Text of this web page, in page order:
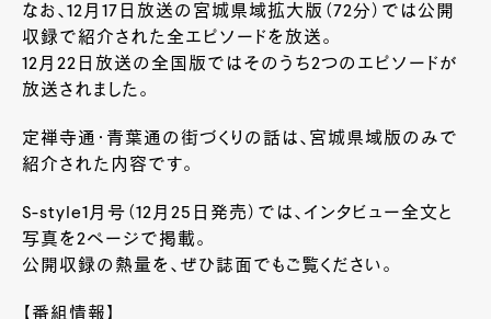
なお、12月17日放送の宮城県域拡大版（72分）では公開
収録で紹介された全エピソードを放送。
12月22日放送の全国版ではそのうち2つのエピソードが
放送されました。
定禅寺通・青葉通の街づくりの話は、宮城県域版のみで
紹介された内容です。
S-style1月号（12月25日発売）では、インタビュー全文と
写真を2ページで掲載。
公開収録の熱量を、ぜひ誌面でもご覧ください。
【番組情報】